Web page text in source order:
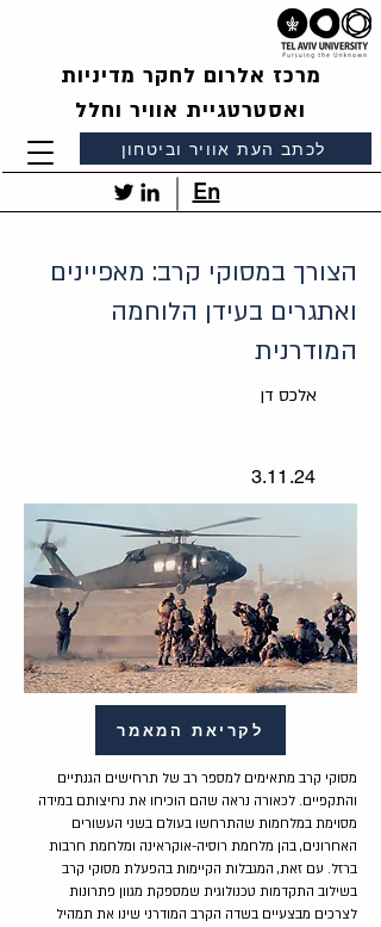
לכתב העת אוויר וביטחון
מרכז אלרום לחקר מדיניות
ואסטרטגיית אוויר וחלל
En
הצורך במסוקי קרב: מאפיינים
ואתגרים בעידן הלוחמה
המודרנית
אלכס דן
3.11.24
לקריאת המאמר
מסוקי קרב מתאימים למספר רב של תרחישים הגנתיים
והתקפיים. לכאורה נראה שהם הוכיחו את נחיצותם במידה
מסוימת במלחמות שהתרחשו בעולם בשני העשורים
האחרונים, בהן מלחמת רוסיה-אוקראינה ומלחמת חרבות
ברזל. עם זאת, המגבלות הקיימות בהפעלת מסוקי קרב
בשילוב התקדמות טכנולוגית שמספקת מגוון פתרונות
לצרכים מבצעיים בשדה הקרב המודרני שינו את תמהיל